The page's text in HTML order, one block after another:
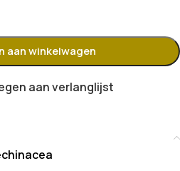
aan winkelwagen
aan verlanglijst